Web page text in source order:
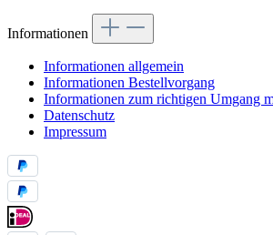
Informationen
Informationen allgemein
Informationen Bestellvorgang
Informationen zum richtigen Umgang
Datenschutz
Impressum